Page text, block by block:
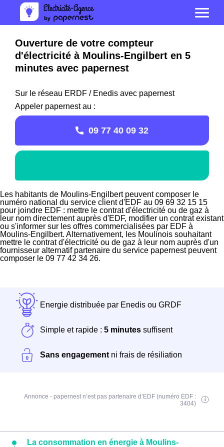
Ouverture de votre compteur
d'électricité à Moulins-Engilbert en 5
minutes avec papernest
Sur le réseau ERDF / Enedis avec papernest
Appeler papernest au :
09 77 40 09 32
Les habitants de Moulins-Engilbert peuvent composer le
numéro national du service client d'EDF au 09 69 32 15 15
pour joindre EDF : mettre le contrat d'électricité ou de gaz à
leur nom directement auprès d'EDF, modifier un contrat existant
ou s'informer sur les offres commercialisées par EDF à
Moulins-Engilbert. Alternativement, les Moulinois souhaitant
mettre le contrat d'électricité ou de gaz à leur nom auprès d'un
fournisseur alternatif partenaire du service papernest peuvent
composer le 09 77 42 34 26.
Energie distribuée par Enedis ou GRDF
Simple et rapide : 5 minutes suffisent
Sans engagement ni frais de résiliation
Annonce - papernest n’est pas partenaire d’EDF (numéro EDF :
3404)
La consommation en énergie à Moulins-